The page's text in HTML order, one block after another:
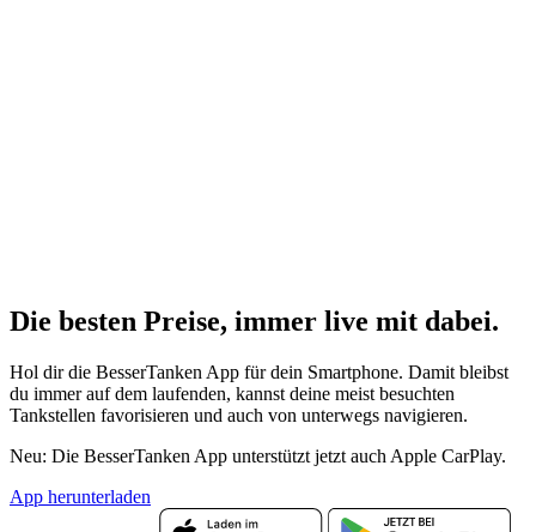
Die besten Preise, immer live mit dabei.
Hol dir die BesserTanken App für dein Smartphone. Damit bleibst
du immer auf dem laufenden, kannst deine meist besuchten
Tankstellen favorisieren und auch von unterwegs navigieren.
Neu: Die BesserTanken App unterstützt jetzt auch Apple CarPlay.
App herunterladen